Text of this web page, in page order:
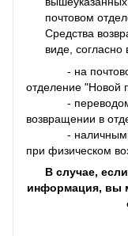
почтовом
Средства
виде, согласно
- на почтовое
отделение "Новой
- переводом на
возвращении в
- наличными
при физическом
В случае,
информация, вы